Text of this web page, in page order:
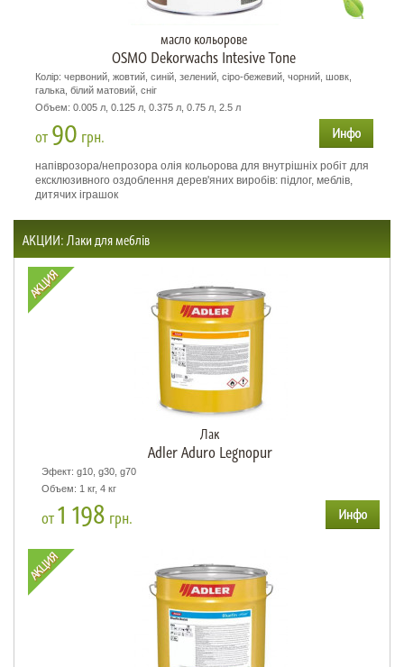
масло кольорове
OSMO Dekorwachs Intesive Tone
Колір: червоний, жовтий, синій, зелений, сіро-бежевий, чорний, шовк,
галька, білий матовий, сніг
Объем: 0.005 л, 0.125 л, 0.375 л, 0.75 л, 2.5 л
от 90 грн.
напіврозора/непрозора олія кольорова для внутрішніх робіт для
ексклюзивного оздоблення дерев'яних виробів: підлог, меблів,
дитячих іграшок
АКЦИИ: Лаки для меблів
Лак
Adler Aduro Legnopur
Эфект: g10, g30, g70
Объем: 1 кг, 4 кг
от1 198 грн.